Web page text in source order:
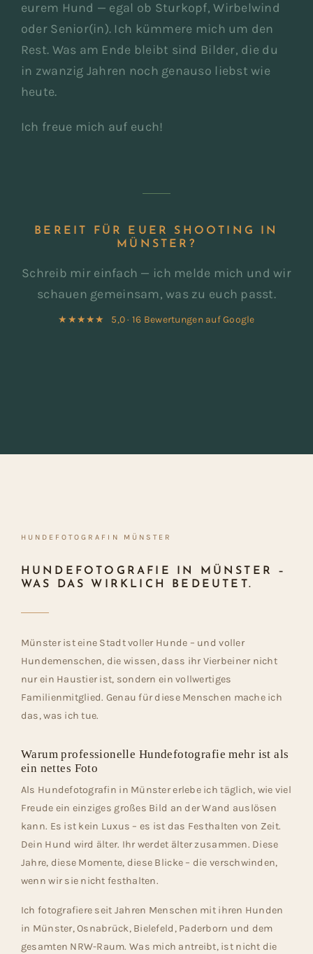
eurem Hund — egal ob Sturkopf, Wirbelwind
oder Senior(in). Ich kümmere mich um den
Rest. Was am Ende bleibt sind Bilder, die du
in zwanzig Jahren noch genauso liebst wie
heute.
Ich freue mich auf euch!
BEREIT FÜR EUER SHOOTING IN
MÜNSTER?
Schreib mir einfach — ich melde mich und wir
schauen gemeinsam, was zu euch passt.
★★★★★ 5,0 · 16 Bewertungen auf Google
HUNDEFOTOGRAFIN MÜNSTER
HUNDEFOTOGRAFIE IN MÜNSTER –
WAS DAS WIRKLICH BEDEUTET.
Münster ist eine Stadt voller Hunde – und voller
Hundemenschen, die wissen, dass ihr Vierbeiner nicht
nur ein Haustier ist, sondern ein vollwertiges
Familienmitglied. Genau für diese Menschen mache ich
das, was ich tue.
Warum professionelle Hundefotografie mehr ist als
ein nettes Foto
Als Hundefotografin in Münster erlebe ich täglich, wie viel
Freude ein einziges großes Bild an der Wand auslösen
kann. Es ist kein Luxus – es ist das Festhalten von Zeit.
Dein Hund wird älter. Ihr werdet älter zusammen. Diese
Jahre, diese Momente, diese Blicke – die verschwinden,
wenn wir sie nicht festhalten.
Ich fotografiere seit Jahren Menschen mit ihren Hunden
in Münster, Osnabrück, Bielefeld, Paderborn und dem
gesamten NRW-Raum. Was mich antreibt, ist nicht die